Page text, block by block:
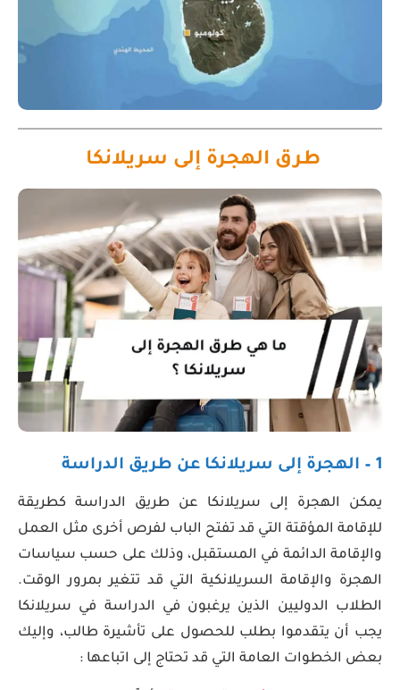
طرق الهجرة إلى سريلانكا
1 – الهجرة إلى سريلانكا عن طريق الدراسة
يمكن الهجرة إلى سريلانكا عن طريق الدراسة كطريقة
للإقامة المؤقتة التي قد تفتح الباب لفرص أخرى مثل العمل
والإقامة الدائمة في المستقبل، وذلك على حسب سياسات
الهجرة والإقامة السريلانكية التي قد تتغير بمرور الوقت.
الطلاب الدوليين الذين يرغبون في الدراسة في سريلانكا
يجب أن يتقدموا بطلب للحصول على تأشيرة طالب، وإليك
بعض الخطوات العامة التي قد تحتاج إلى اتباعها :